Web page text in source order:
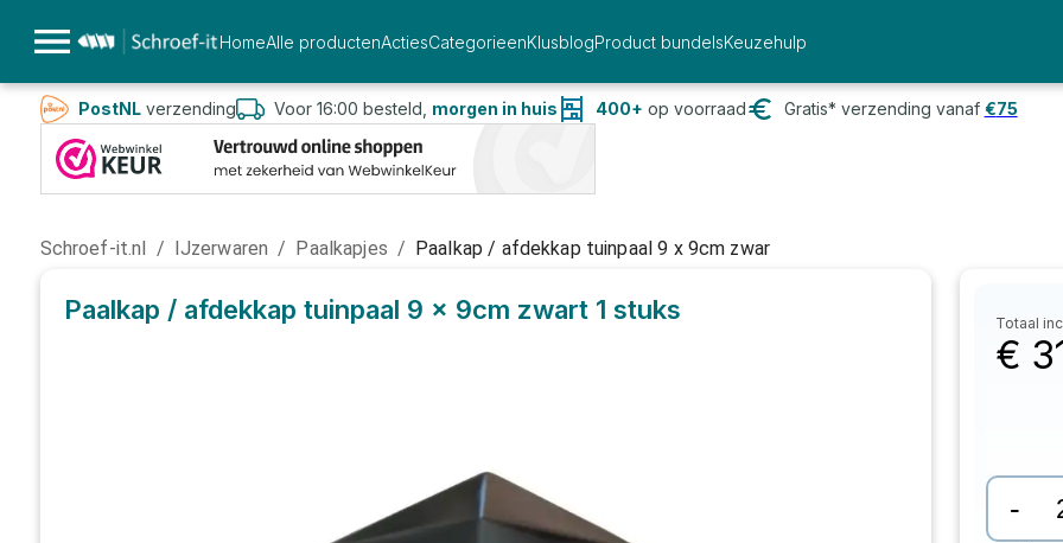
HomeAlle productenActiesCategorieenKlusblogProduct bundelsKeuzehulp
PostNLverzending Voor 16:00 besteld, morgen in huis 400+ op voorraad Gratis* verzending vanaf €75
Schroef-it.nl / IJzerwaren / Paalkapjes / Paalkap / afdekkap tuinpaal 9 x 9cm zwar
Paalkap / afdekkap tuinpaal 9 x 9cm zwart 1 stuks Totaal
€
-